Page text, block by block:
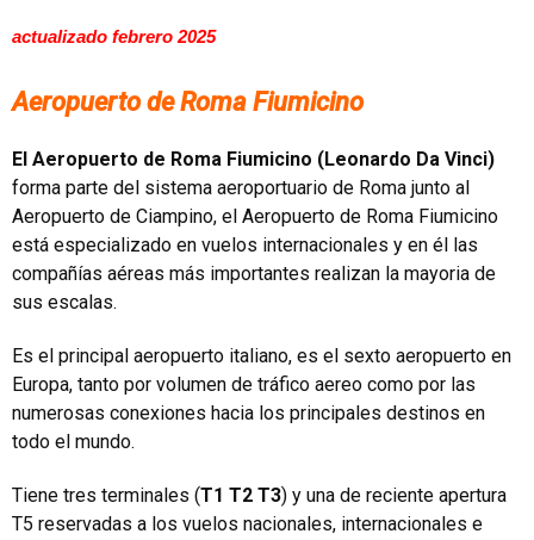
actualizado febrero 2025
Aeropuerto de Roma Fiumicino
El Aeropuerto de Roma Fiumicino (Leonardo Da Vinci)
forma parte del sistema aeroportuario de Roma junto al
Aeropuerto de Ciampino, el Aeropuerto de Roma Fiumicino
está especializado en vuelos internacionales y en él las
compañías aéreas más importantes realizan la mayoria de
sus escalas.
Es el principal aeropuerto italiano, es el sexto aeropuerto en
Europa, tanto por volumen de tráfico aereo como por las
numerosas conexiones hacia los principales destinos en
todo el mundo.
Tiene tres terminales (T1 T2 T3) y una de reciente apertura
T5 reservadas a los vuelos nacionales, internacionales e